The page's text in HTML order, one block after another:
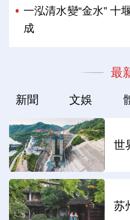
一泓清水變“金水” 十
成
最
新聞 文娛
世
苏